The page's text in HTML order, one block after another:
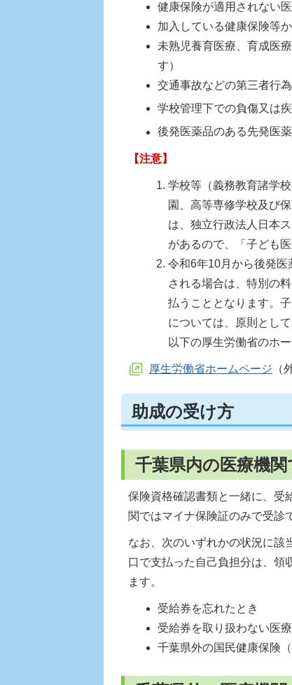
健康保険が適用されない
加入している健康保険等
未熟児養育医療、育成医
す）
交通事故などの第三者行為
学校管理下での負傷又は
後発医薬品のある先発医
【注意】
学校等（義務教育諸学
園、高等専修学校及び
は、独立行政法人日本
があるので、「子ども
令和6年10月から後発医
される場合は、特別の
払うこととなります。
については、原則とし
以下の厚生労働省のホ
厚生労働省ホームページ （
助成の受け方
千葉県内の医療機
保険資格確認書類と一緒に、受
関ではマイナ保険証のみで受診
なお、次のいずれかの状況に該
口で支払った自己負担分は、領
ます。
受給券を忘れたとき
受給券を取り扱わない医
千葉県外の国民健康保険